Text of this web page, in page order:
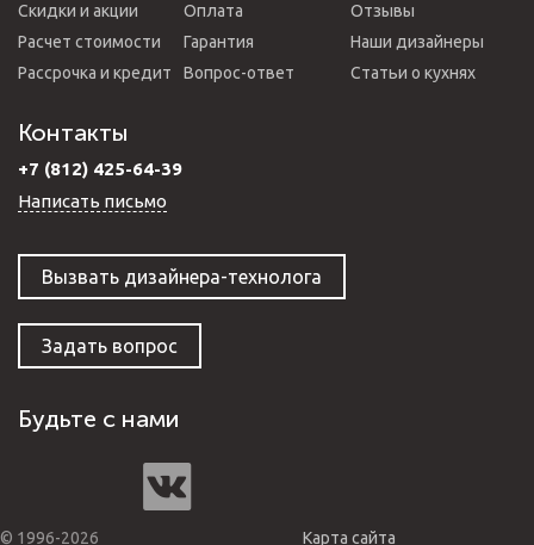
Скидки и акции
Расчет стоимости
Рассрочка и кредит
Оплата
Гарантия
Вопрос-ответ
Отзывы
Наши дизайнеры
Статьи о кухнях
Контакты
+7 (812) 425-64-39
Написать письмо
Вызвать дизайнера-технолога
Задать вопрос
Будьте с нами
© 1996-2026 Карта сайта